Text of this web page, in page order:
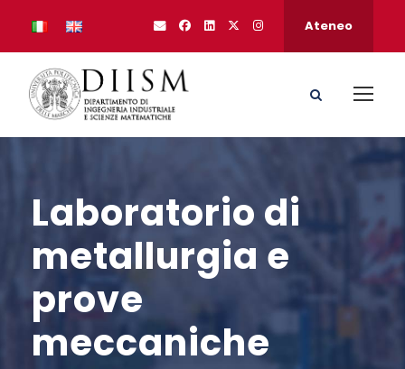
Ateneo
Laboratorio di
metallurgia e
prove
meccaniche